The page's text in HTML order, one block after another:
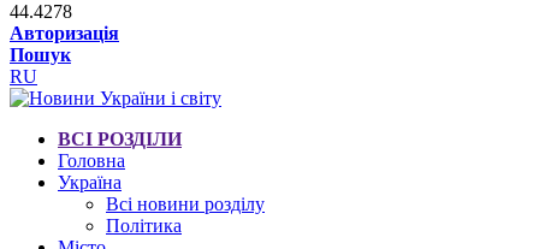
44.4278
Авторизація
Пошук
RU
ВСІ РОЗДІЛИ
Головна
Україна
Всі новини розділу
Політика